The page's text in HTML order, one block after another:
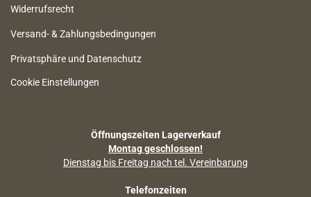
Widerrufsrecht
Versand- & Zahlungsbedingungen
Privatsphäre und Datenschutz
Cookie Einstellungen
Öffnungszeiten Lagerverkauf
Montag geschlossen!
Dienstag bis Freitag nach tel. Vereinbarung
Telefonzeiten